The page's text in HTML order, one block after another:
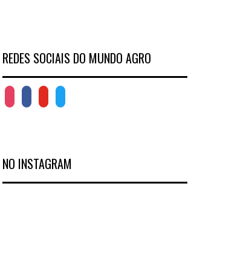
REDES SOCIAIS DO MUNDO AGRO
NO INSTAGRAM